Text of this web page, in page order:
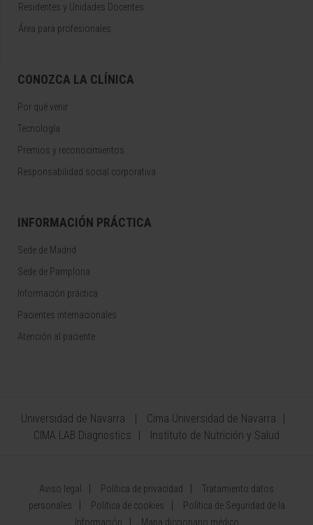
Residentes y Unidades Docentes
Área para profesionales
CONOZCA LA CLÍNICA
Por qué venir
Tecnología
Premios y reconocimientos
Responsabilidad social corporativa
INFORMACIÓN PRÁCTICA
Sede de Madrid
Sede de Pamplona
Información práctica
Pacientes internacionales
Atención al paciente
Universidad de Navarra
Cima Universidad de Navarra
CIMA LAB Diagnostics
Instituto de Nutrición y Salud
Aviso legal Política de privacidad
Tratamiento datos
personales
Política de cookies
Política de Seguridad de la
Información
Mapa diccionario médico